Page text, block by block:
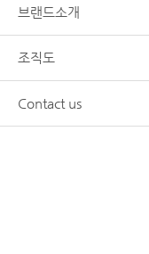
브랜드소개
조직도
Contact us